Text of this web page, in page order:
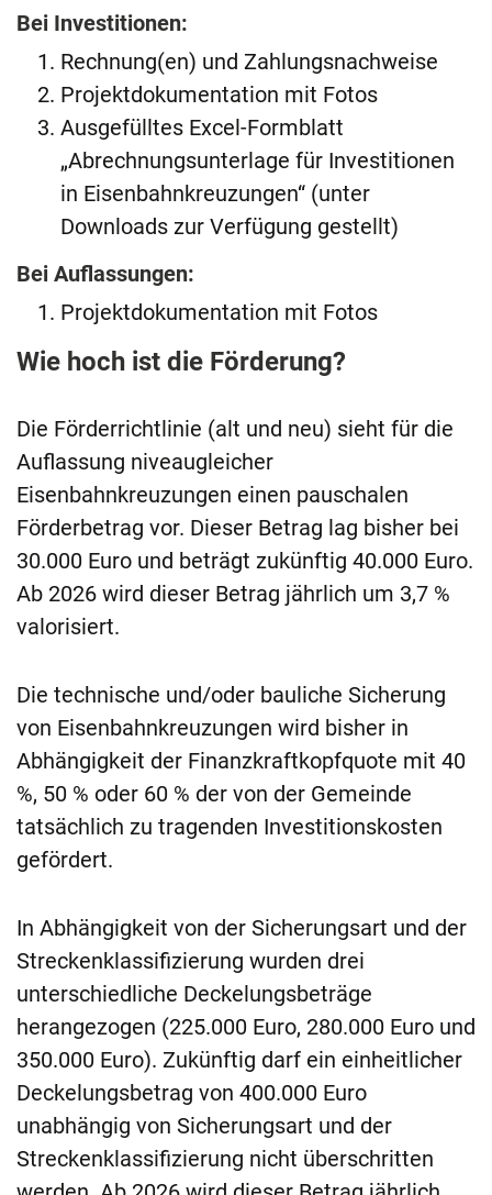
Bei Investitionen:
Rechnung(en) und Zahlungsnachweise
Projektdokumentation mit Fotos
Ausgefülltes Excel-Formblatt
„Abrechnungsunterlage für Investitionen
in Eisenbahnkreuzungen“ (unter
Downloads zur Verfügung gestellt)
Bei Auflassungen:
Projektdokumentation mit Fotos
Wie hoch ist die Förderung?
Die Förderrichtlinie (alt und neu) sieht für die
Auflassung niveaugleicher
Eisenbahnkreuzungen einen pauschalen
Förderbetrag vor. Dieser Betrag lag bisher bei
30.000 Euro und beträgt zukünftig 40.000 Euro.
Ab 2026 wird dieser Betrag jährlich um 3,7 %
valorisiert.
Die technische und/oder bauliche Sicherung
von Eisenbahnkreuzungen wird bisher in
Abhängigkeit der Finanzkraftkopfquote mit 40
%, 50 % oder 60 % der von der Gemeinde
tatsächlich zu tragenden Investitionskosten
gefördert.
In Abhängigkeit von der Sicherungsart und der
Streckenklassifizierung wurden drei
unterschiedliche Deckelungsbeträge
herangezogen (225.000 Euro, 280.000 Euro und
350.000 Euro). Zukünftig darf ein einheitlicher
Deckelungsbetrag von 400.000 Euro
unabhängig von Sicherungsart und der
Streckenklassifizierung nicht überschritten